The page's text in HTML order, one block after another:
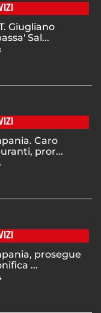
Giugliano
Sal...
Caro
pror...
prosegue
...